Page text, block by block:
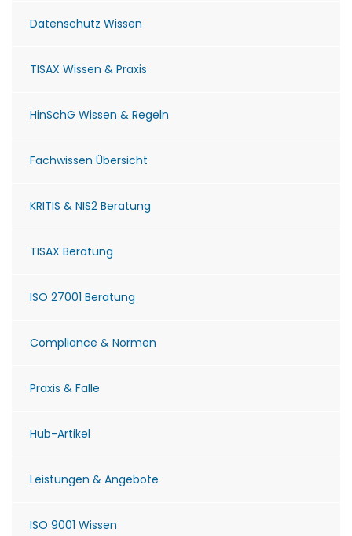
Datenschutz Wissen
TISAX Wissen & Praxis
HinSchG Wissen & Regeln
Fachwissen Übersicht
KRITIS & NIS2 Beratung
TISAX Beratung
ISO 27001 Beratung
Compliance & Normen
Praxis & Fälle
Hub-Artikel
Leistungen & Angebote
ISO 9001 Wissen